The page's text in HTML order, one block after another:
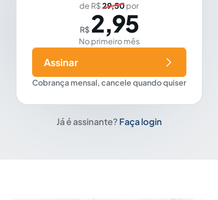
de R$29,50por
R$ 2,95
No primeiro mês
Cobrança mensal, cancele quando quiser
Assinar
Já é assinante? Faça login